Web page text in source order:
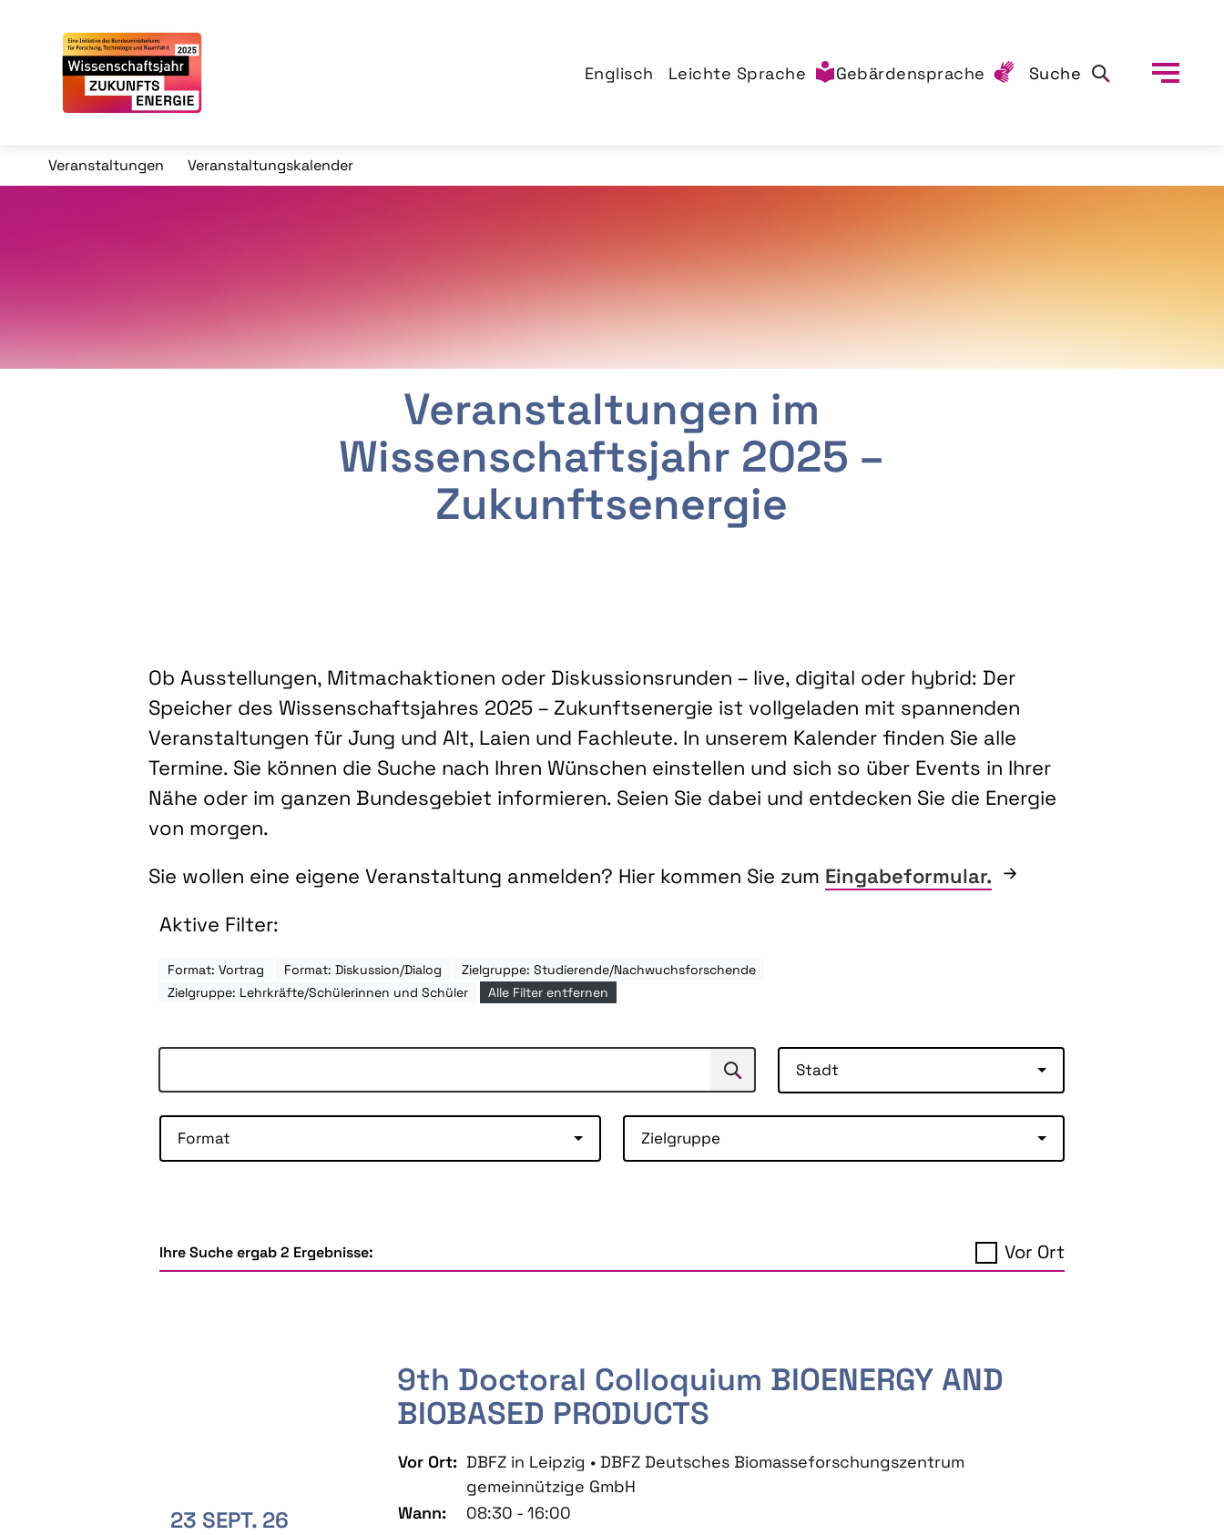
Englisch Leichte Sprache Gebärdensprache Suche
Veranstaltungen Veranstaltungskalender
Veranstaltungen im
Wissenschaftsjahr 2025 –
Zukunftsenergie
Ob Ausstellungen, Mitmachaktionen oder Diskussionsrunden – live, digital oder hybrid: Der
Speicher des Wissenschaftsjahres 2025 – Zukunftsenergie ist vollgeladen mit spannenden
Veranstaltungen für Jung und Alt, Laien und Fachleute. In unserem Kalender finden Sie alle
Termine. Sie können die Suche nach Ihren Wünschen einstellen und sich so über Events in Ihrer
Nähe oder im ganzen Bundesgebiet informieren. Seien Sie dabei und entdecken Sie die Energie
von morgen.
Sie wollen eine eigene Veranstaltung anmelden? Hier kommen Sie zum Eingabeformular.
Aktive Filter:
Format: Vortrag Format: Diskussion/Dialog
Zielgruppe: Studierende/Nachwuchsforschende
Zielgruppe: Lehrkräfte/Schülerinnen und Schüler
Alle Filter entfernen
Suchen Stadt
Format Zielgruppe
Ihre Suche ergab 2 Ergebnisse: Vor Ort
23 SEPT. 26
9th Doctoral Colloquium BIOENERGY AND
BIOBASED PRODUCTS
Vor Ort: DBFZ in Leipzig • DBFZ Deutsches Biomasseforschungszentrum
gemeinnützige GmbH
Wann:
08:30 - 16:00